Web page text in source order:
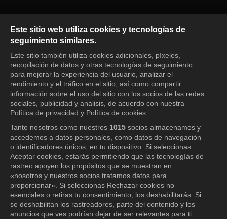
Iniciar sesión
Este sitio web utiliza cookies y tecnologías de
seguimiento similares.
Este sitio también utiliza cookies adicionales, píxeles,
recopilación de datos y otras tecnologías de seguimiento
para mejorar la experiencia del usuario, analizar el
rendimiento y el tráfico en el sitio, así como compartir
información sobre el uso del sitio con los socios de las redes
sociales, publicidad y análisis, de acuerdo con nuestra
Política de privacidad y Política de cookies.
Tanto nosotros como nuestros 1015 socios almacenamos y
accedemos a datos personales, como datos de navegación
o identificadores únicos, en tu dispositivo. Si seleccionas
Aceptar cookies, estarás permitiendo que las tecnologías de
rastreo apoyen los propósitos que se muestran en
«nosotros y nuestros socios tratamos datos para
proporcionar». Si seleccionas Rechazar cookies no
esenciales o retiras tu consentimiento, los deshabilitarás. Si
se deshabilitan los rastreadores, parte del contenido y los
anuncios que ves podrían dejar de ser relevantes para ti.